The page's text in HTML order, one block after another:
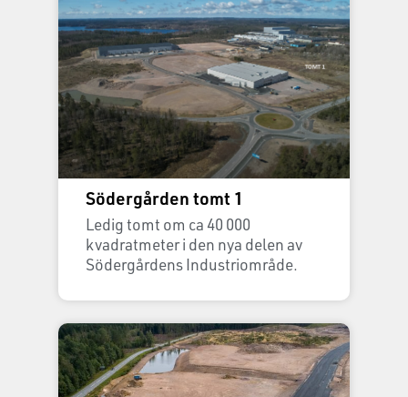
Södergården tomt 1
Ledig tomt om ca 40 000
kvadratmeter i den nya delen av
Södergårdens Industriområde.